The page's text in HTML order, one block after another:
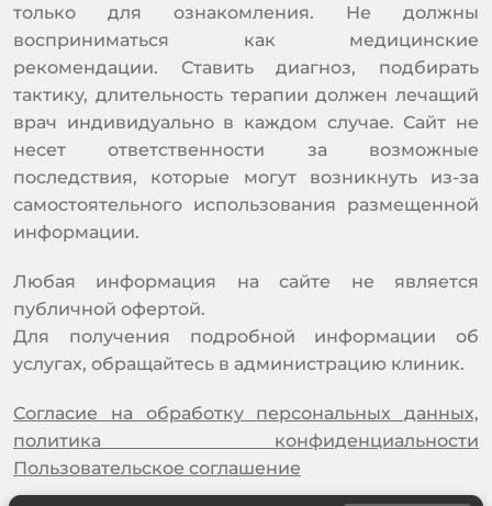
только для ознакомления. Не должны
восприниматься как медицинские
рекомендации. Ставить диагноз, подбирать
тактику, длительность терапии должен лечащий
врач индивидуально в каждом случае. Сайт не
несет ответственности за возможные
последствия, которые могут возникнуть из-за
самостоятельного использования размещенной
информации.
Любая информация на сайте не является
публичной офертой.
Для получения подробной информации об
услугах, обращайтесь в администрацию клиник.
Согласие на обработку персональных данных,
политика конфиденциальности
Пользовательское соглашение